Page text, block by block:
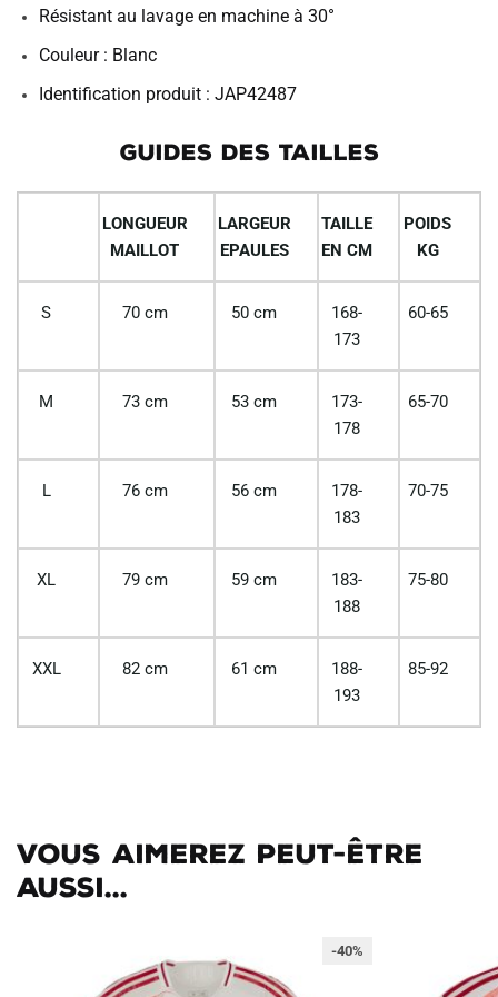
Résistant au lavage en machine à 30°
Couleur : Blanc
Identification produit : JAP42487
GUIDES DES TAILLES
LONGUEUR
MAILLOT
LARGEUR
EPAULES
TAILLE
EN CM
POIDS
KG
S 70 cm 50 cm
168-
173
60-65
M 73 cm 53 cm
173-
178
65-70
L 76 cm 56 cm
178-
183
70-75
XL 79 cm 59 cm
183-
188
75-80
XXL 82 cm 61 cm
188-
193
85-92
Vous aimerez peut-être
aussi...
-40%